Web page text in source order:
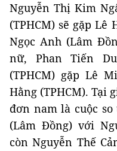
Nguyễn Thị Kim
(TPHCM) sẽ gặp Lê
Ngọc Anh (Lâm
nữ, Phan Tiến
(TPHCM) gặp Lê
Hằng (TPHCM). Tại
đơn nam là cuộc
(Lâm Đồng) với
còn Nguyễn Thế